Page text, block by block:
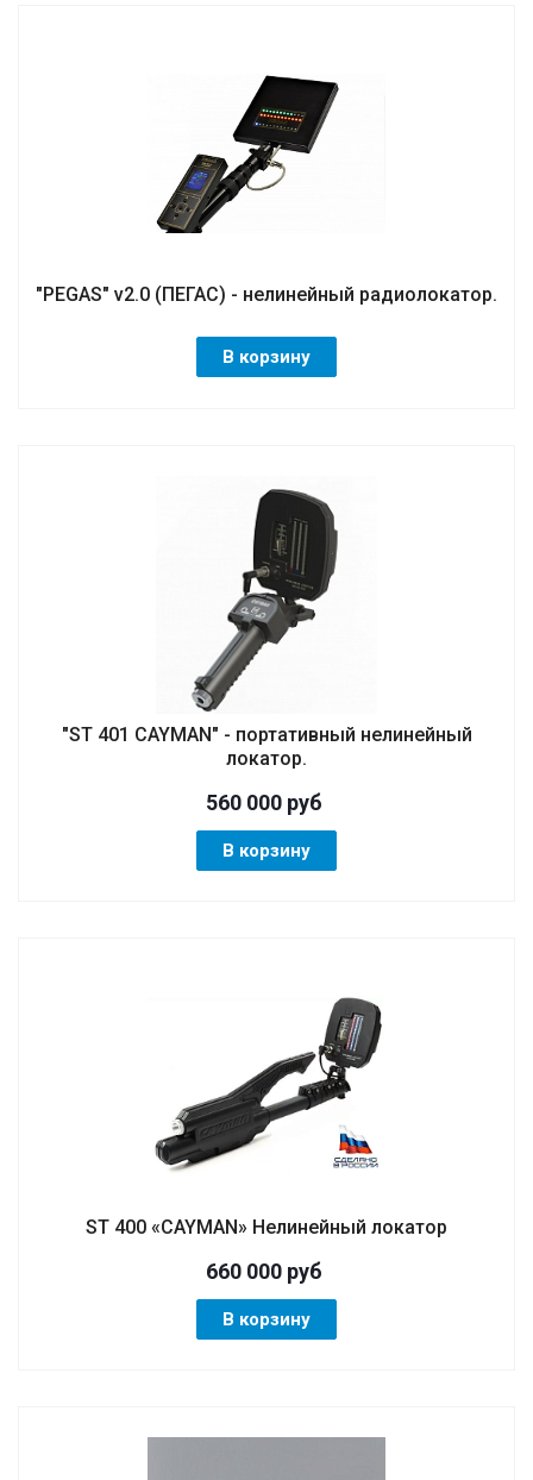
"PEGAS" v2.0 (ПЕГАС) - нелинейный радиолокатор.
В корзину
"ST 401 CAYMAN" - портативный нелинейный
локатор.
560 000руб
В корзину
ST 400 «CAYMAN» Нелинейный локатор
660 000руб
В корзину